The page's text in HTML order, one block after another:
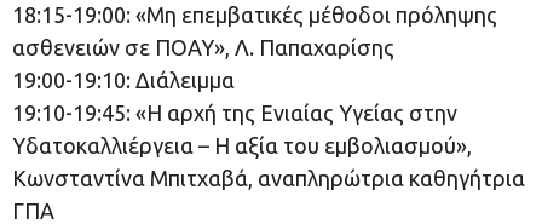
18:15-19:00: «Μη επεμβατικές μέθοδοι πρόληψης
ασθενειών σε ΠΟΑΥ», Λ. Παπαχαρίσης
19:00-19:10: Διάλειμμα
19:10-19:45: «Η αρχή της Ενιαίας Υγείας στην
Υδατοκαλλιέργεια – Η αξία του εμβολιασμού»,
Κωνσταντίνα Μπιτχαβά, αναπληρώτρια καθηγήτρια
ΓΠΑ